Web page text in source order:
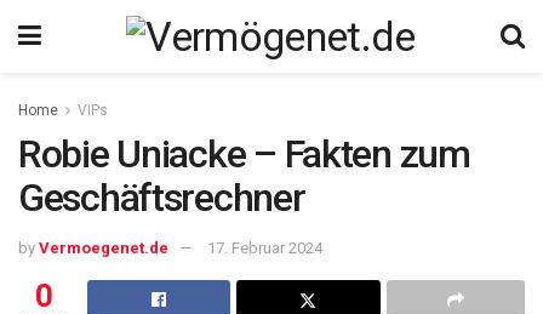
Home VIPs
Robie Uniacke – Fakten zum
Geschäftsrechner
by Vermoegenet.de 17. Februar 2024
0